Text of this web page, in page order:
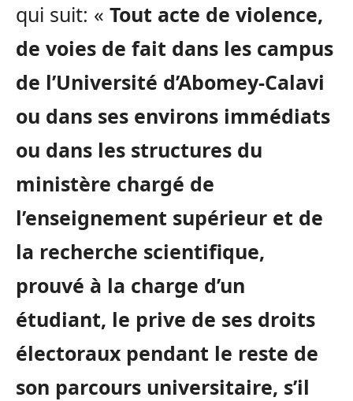
qui suit: « Tout acte de violence,
de voies de fait dans les campus
de l’Université d’Abomey-Calavi
ou dans ses environs immédiats
ou dans les structures du
ministère chargé de
l’enseignement supérieur et de
la recherche scientifique,
prouvé à la charge d’un
étudiant, le prive de ses droits
électoraux pendant le reste de
son parcours universitaire, s’il